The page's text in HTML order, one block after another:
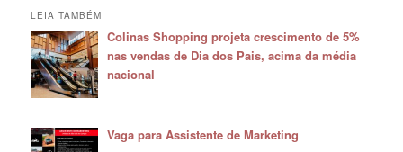
LEIA TAMBÉM
Colinas Shopping projeta crescimento de 5%
nas vendas de Dia dos Pais, acima da média
nacional
Vaga para Assistente de Marketing